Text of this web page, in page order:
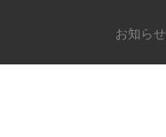
お知らせ